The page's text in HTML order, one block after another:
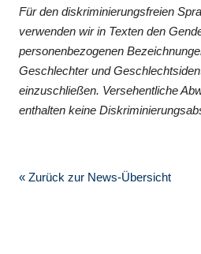
Für den diskriminierungsfreien
verwenden wir in Texten den
personenbezogenen
Geschlechter und
einzuschließen. Versehentliche
enthalten keine
« Zurück zur News-Übersicht